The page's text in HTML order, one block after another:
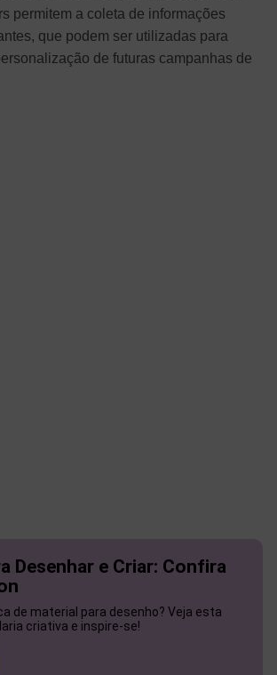
permitem a coleta de informações
que podem ser utilizadas para
de futuras campanhas de
Desenhar e Criar: Confira
de material para desenho? Veja esta
criativa e inspire-se!